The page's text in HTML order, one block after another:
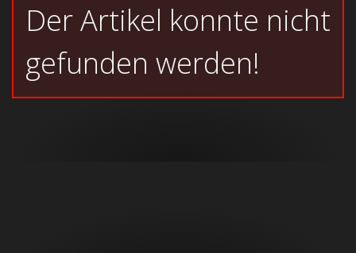
Der Artikel konnte nicht
gefunden werden!